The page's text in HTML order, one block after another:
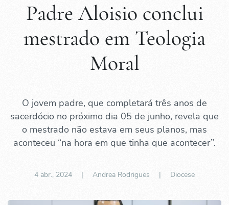
Padre Aloisio conclui
mestrado em Teologia
Moral
O jovem padre, que completará três anos de
sacerdócio no próximo dia 05 de junho, revela que
o mestrado não estava em seus planos, mas
aconteceu “na hora em que tinha que acontecer”.
4 abr., 2024 | Andrea Rodrigues | Diocese